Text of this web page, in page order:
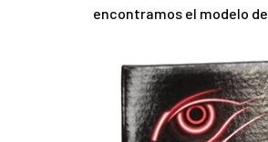
encontramos el modelo